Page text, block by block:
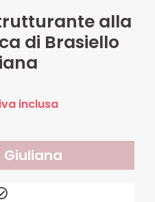
alla
di Brasiello
iva inclusa
Giuliana